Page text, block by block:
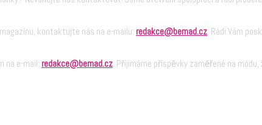
kontaktujte nás na e-mailu: redakce@bemad.cz. Rádi Vám
na e-mail: redakce@bemad.cz. Přijímáme příspěvky zaměřené na